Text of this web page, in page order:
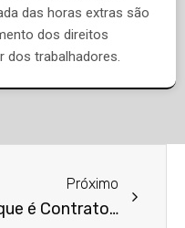
das horas extras são
dos direitos
dos trabalhadores.
Próximo
O que é Contrato de Compra e Venda?